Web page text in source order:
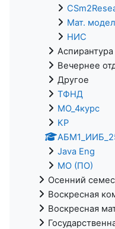
Мат.
НИС
Аспирантура
Вечернее
Другое
ТФНД
МО_4курс
KP
Java Eng
МО (ПО)
Осенний
Воскресная
Воскресная